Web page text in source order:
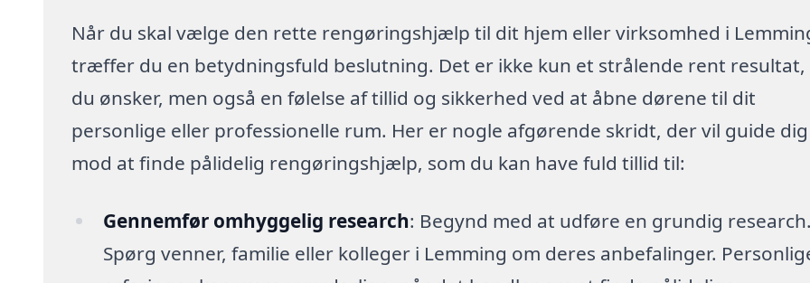
Når du skal vælge den rette rengøringshjælp til dit hjem eller virksomhed i
træffer du en betydningsfuld beslutning. Det er ikke kun et strålende rent resultat,
du ønsker, men også en følelse af tillid og sikkerhed ved at åbne dørene til dit
personlige eller professionelle rum. Her er nogle afgørende skridt, der vil guide dig
mod at finde pålidelig rengøringshjælp, som du kan have fuld tillid til:
Gennemfør omhyggelig research: Begynd med at udføre en grundig
Spørg venner, familie eller kolleger i Lemming om deres anbefalinger.